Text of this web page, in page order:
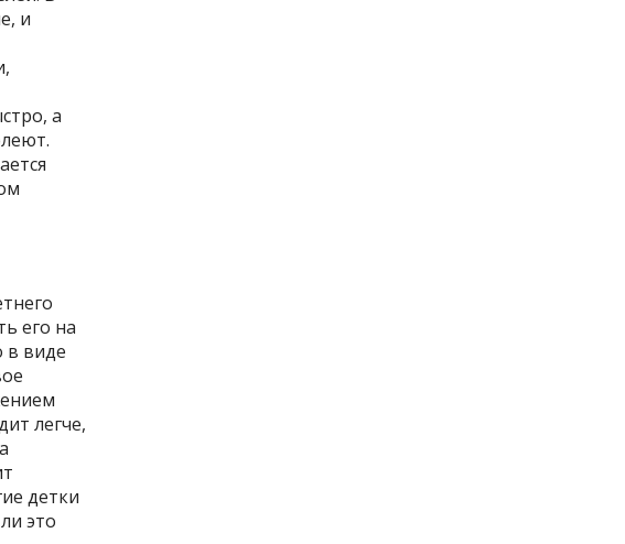
и
а
его на
в виде
легче,
детки
это